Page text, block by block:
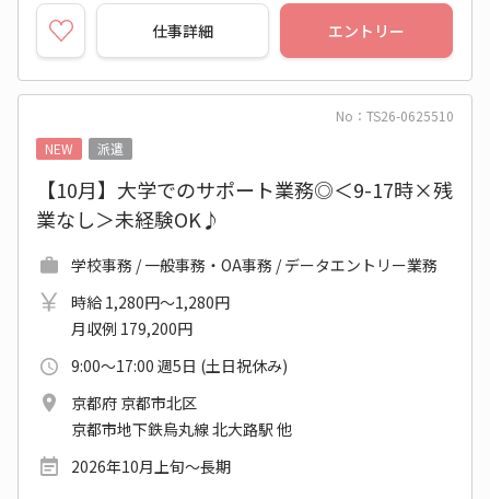
仕事詳細 エントリー
No：TS26-0625510
NEW
派遣
【10月】大学でのサポート業務◎＜9-17時×残
業なし＞未経験OK♪
学校事務 / 一般事務・OA事務 / データエントリー業務
時給 1,280円～1,280円
月収例 179,200円
9:00～17:00 週5日 (土日祝休み)
京都府 京都市北区
京都市地下鉄烏丸線 北大路駅 他
2026年10月上旬～長期